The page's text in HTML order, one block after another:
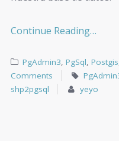
Continue Reading…
PgAdmin3,PgSql,Postgis
Comments
shp2pgsql
yeyo